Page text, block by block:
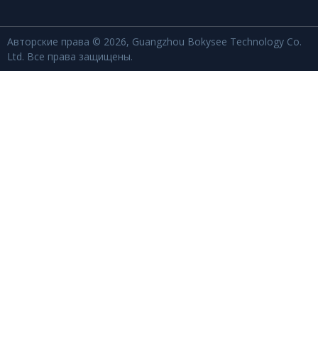
Авторские права © 2026, Guangzhou Bokysee Technology Co.
Ltd. Все права защищены.